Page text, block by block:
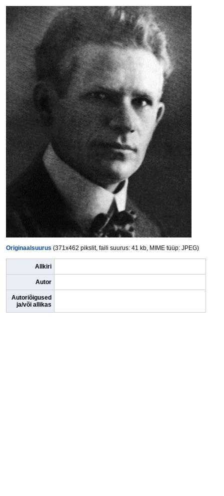
Originaalsuurus (371x462 pikslit, faili suurus: 41 kb, MIME tüüp: JPEG)
Allkiri
Autor
Autoriõigused
ja/või allikas